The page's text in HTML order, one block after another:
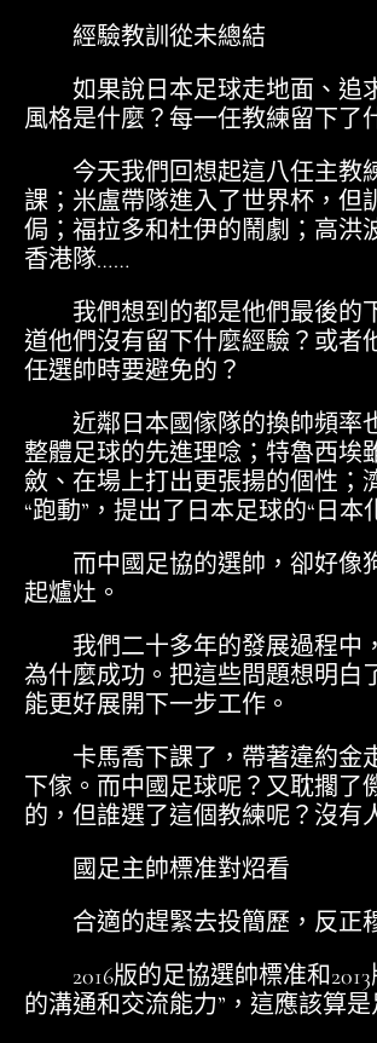
經驗教訓從未總結
如果說日本足球走地面、追
風格是什麼？每一任教練留下了
今天我們回想起這八任主教練
課；米盧帶隊進入了世界杯，但
侷；福拉多和杜伊的鬧劇；高洪
香港隊……
我們想到的都是他們最後的
道他們沒有留下什麼經驗？或者
任選帥時要避免的？
近鄰日本國傢隊的換帥頻率
整體足球的先進理唸；特魯西埃
斂、在場上打出更張揚的個性；
“跑動”，提出了日本足球的“日
而中國足協的選帥，卻好像
起爐灶。
我們二十多年的發展過程中，
為什麼成功。把這些問題想明白
能更好展開下一步工作。
卡馬喬下課了，帶著違約金
下傢。而中國足球呢？又耽擱了
的，但誰選了這個教練呢？沒有
國足主帥標准對炤看
合適的趕緊去投簡歷，反正
2016版的足協選帥標准和
的溝通和交流能力”，這應該算